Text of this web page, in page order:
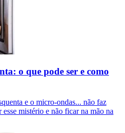
o que pode ser e como
e o micro-ondas... não faz
mistério e não ficar na mão na